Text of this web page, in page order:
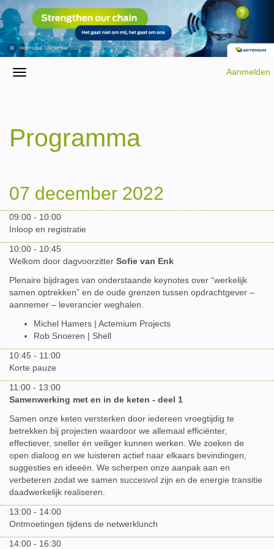
Aanmelden
Programma
07 december 2022
09:00 - 10:00
Inloop en registratie
10:00 - 10:45
Welkom door dagvoorzitter Sofie van Enk
Plenaire bijdrages van onderstaande keynotes over “werkelijk
samen optrekken” en de oude grenzen tussen opdrachtgever –
aannemer – leverancier weghalen.
Michel Hamers | Actemium Projects
Rob Snoeren | Shell
10:45 - 11:00
Korte pauze
11:00 - 13:00
Samenwerking met en in de keten - deel 1
Samen onze keten versterken door iedereen vroegtijdig te
betrekken bij projecten waardoor we allemaal efficiënter,
effectiever, sneller én veiliger kunnen werken. We zoeken de
open dialoog en we luisteren actief naar elkaars bevindingen,
suggesties en ideeën. We scherpen onze aanpak aan en
verbeteren zodat we samen succesvol zijn en de energie transitie
daadwerkelijk realiseren.
13:00 - 14:00
Ontmoetingen tijdens de netwerklunch
14:00 - 16:30